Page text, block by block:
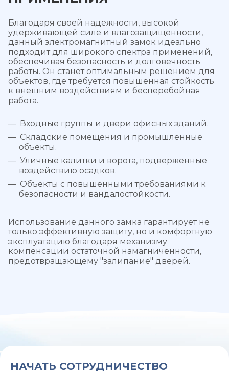
Благодаря своей надежности, высокой
удерживающей силе и влагозащищенности,
данный электромагнитный замок идеально
подходит для широкого спектра применений,
обеспечивая безопасность и долговечность
работы. Он станет оптимальным решением для
объектов, где требуется повышенная стойкость
к внешним воздействиям и бесперебойная
работа.
Входные группы и двери офисных зданий.
Складские помещения и промышленные
объекты.
Уличные калитки и ворота, подверженные
воздействию осадков.
Объекты с повышенными требованиями к
безопасности и вандалостойкости.
Использование данного замка гарантирует не
только эффективную защиту, но и комфортную
эксплуатацию благодаря механизму
компенсации остаточной намагниченности,
предотвращающему "залипание" дверей.
НАЧАТЬ СОТРУДНИЧЕСТВО